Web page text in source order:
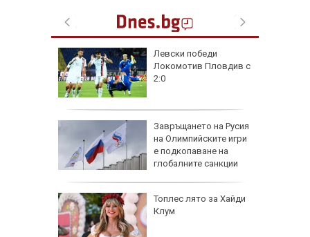
Левски победи
Локомотив Пловдив с
2:0
Завръщането на Русия
на Олимпийските игри
е подкопаване на
глобалните санкции
Топлес лято за Хайди
Клум